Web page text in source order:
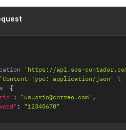
'https://api.sos-
'Content-Type: application/json'
' {
: "usuario@correo.com" ,
:
"12345678"